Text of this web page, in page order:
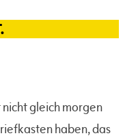
gleich morgen
haben, das